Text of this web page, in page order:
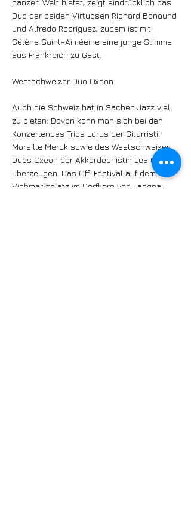
ganzen Welt bietet, zeigt eindrücklich das
Duo der beiden Virtuosen Richard Bonaund
und Alfredo Rodriguez; zudem ist mit
Sélène Saint-Aiméeine eine junge Stimme
aus Frankreich zu Gast.
Westschweizer Duo Oxeon
Auch die Schweiz hat in Sachen Jazz viel
zu bieten: Davon kann man sich bei den
Konzertendes Trios Larus der Gitarristin
Mareille Merck sowie des Westschweizer
Duos Oxeon der Akkordeonistin Lea Gasser
überzeugen. Das Off-Festival auf dem
Viehmarktplatz im Dorfkern von Langnau